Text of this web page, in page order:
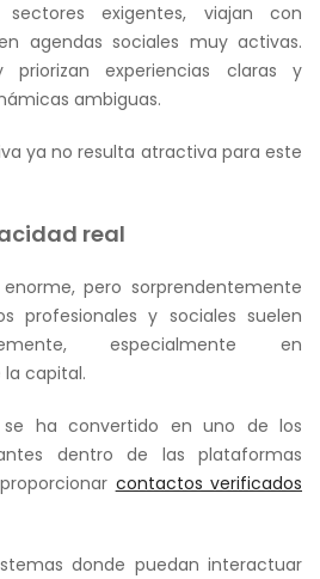
exigentes, viajan con
agendas sociales muy activas.
experiencias claras y
ambiguas.
ya no resulta atractiva para este
real
pero sorprendentemente
profesionales y sociales suelen
especialmente en
capital.
ha convertido en uno de los
dentro de las plataformas
contactos verificados
donde puedan interactuar